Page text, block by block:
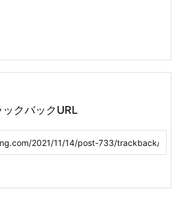
クバックURL